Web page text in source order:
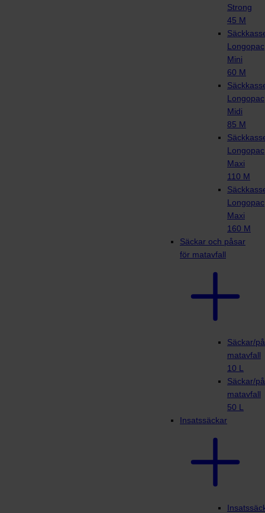
Strong
45 M
Longopac
Mini
60 M
Longopac
Midi
85 M
Longopac
Maxi
110 M
Longopac
Maxi
160 M
Säckar och påsar
för matavfall
Säckar/
matavfall
10 L
Säckar/
matavfall
50 L
Insatssäckar